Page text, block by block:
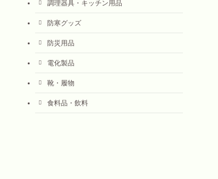
調理器具・キッチン用品
防寒グッズ
防災用品
電化製品
靴・履物
食料品・飲料